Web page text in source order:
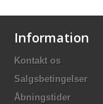
Information
Kontakt os
Salgsbetingelser
Åbningstider